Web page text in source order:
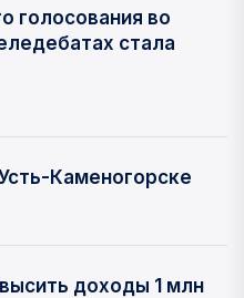
голосования во
стала
Каменогорске
доходы 1 млн